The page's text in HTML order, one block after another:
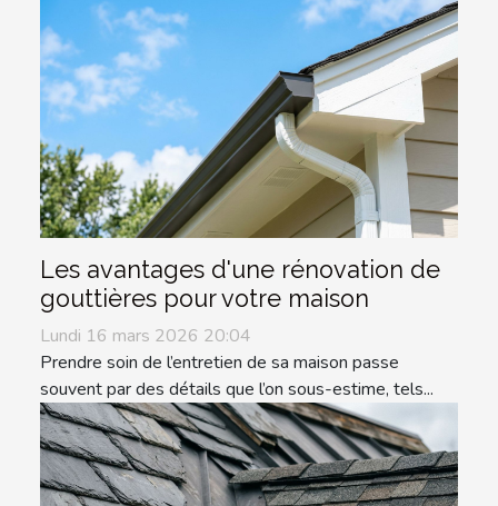
Les avantages d'une rénovation de
gouttières pour votre maison
Lundi 16 mars 2026 20:04
Prendre soin de l’entretien de sa maison passe
souvent par des détails que l’on sous-estime, tels...